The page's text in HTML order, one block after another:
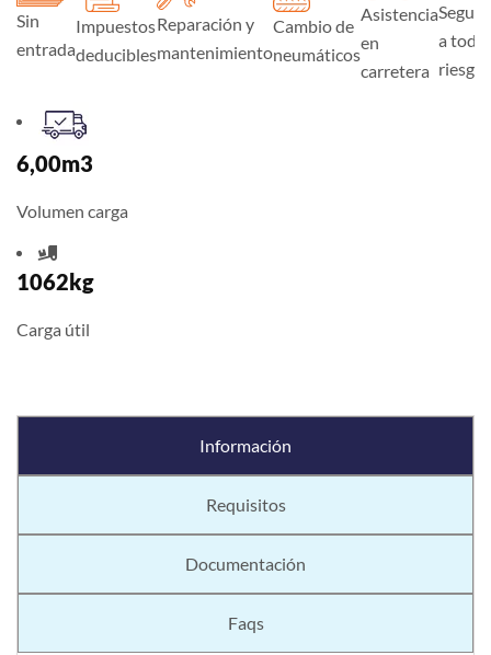
Sin
entrada
Impuestos
deducibles
Reparación y
mantenimiento
Cambio de
neumáticos
Asistencia
en
carretera
Seguro
a todo
riesgo
6,00m3
Volumen carga
1062kg
Carga útil
Información
Requisitos
Documentación
Faqs